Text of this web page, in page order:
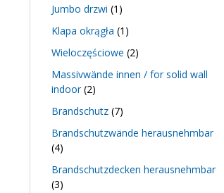
Jumbo drzwi (1)
Klapa okrągła (1)
Wieloczęściowe (2)
Massivwände innen / for solid wall
indoor(2)
Brandschutz (7)
Brandschutzwände herausnehmbar
(4)
Brandschutzdecken herausnehmbar
(3)